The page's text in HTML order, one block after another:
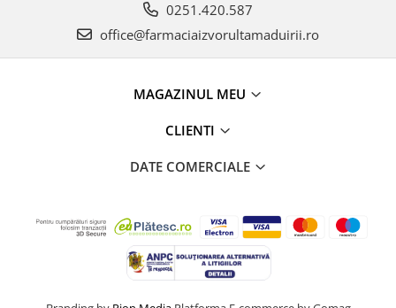
0251.420.587
office@farmaciaizvorultamaduirii.ro
MAGAZINUL MEU
CLIENTI
DATE COMERCIALE